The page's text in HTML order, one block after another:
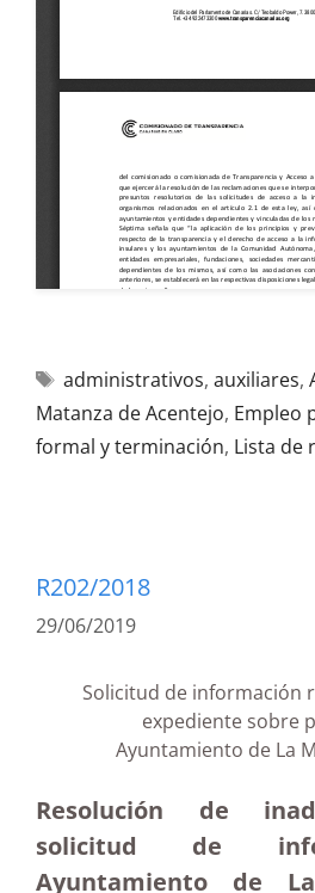
administrativos, auxiliares,
Matanza de Acentejo, Empleo
formal y terminación, Lista de
R202/2018
29/06/2019
Solicitud de información
expediente sobre
Ayuntamiento de La
Resolución de
solicitud de
Ayuntamiento de